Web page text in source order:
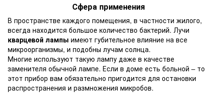
Сфера применения
В пространстве каждого помещения, в частности жилого,
всегда находится большое количество бактерий. Лучи
кварцевой лампы имеют губительное влияние на все
микроорганизмы, и подобны лучам солнца.
Многие используют такую лампу даже в качестве
заменителя обычной лампе. Если в доме есть больной – то
этот прибор вам обязательно пригодится для остановки
распространения и размножения микробов.